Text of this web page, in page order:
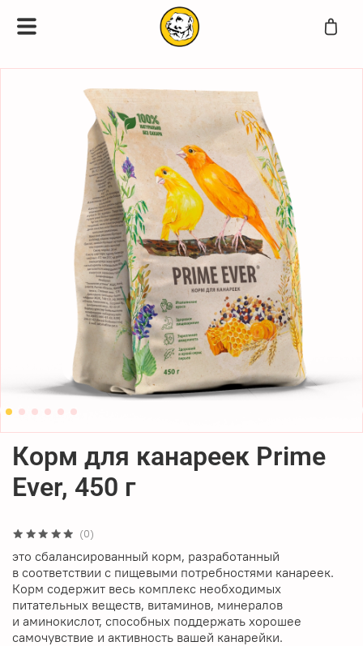
(0)
Корм для канареек Prime
Ever, 450 г
это сбалансированный корм, разработанный
в соответствии с пищевыми потребностями канареек.
Корм содержит весь комплекс необходимых
питательных веществ, витаминов, минералов
и аминокислот, способных поддержать хорошее
самочувствие и активность вашей канарейки.